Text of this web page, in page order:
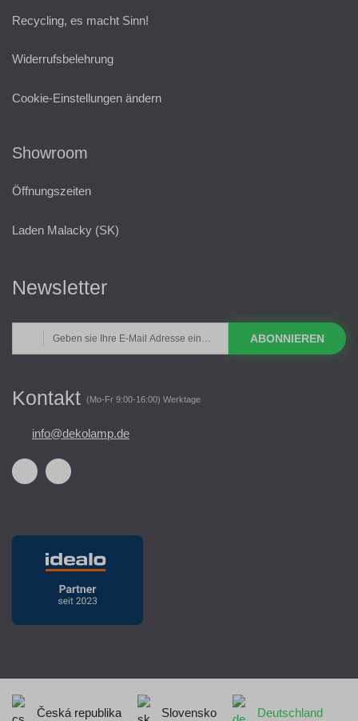
Recycling, es macht Sinn!
Widerrufsbelehrung
Cookie-Einstellungen ändern
Showroom
Öffnungszeiten
Laden Malacky (SK)
Newsletter
ABONNIEREN
Kontakt (Mo-Fr 9:00-16:00) Werktage
info@dekolamp.de
Česká republika Slovensko Deutschland